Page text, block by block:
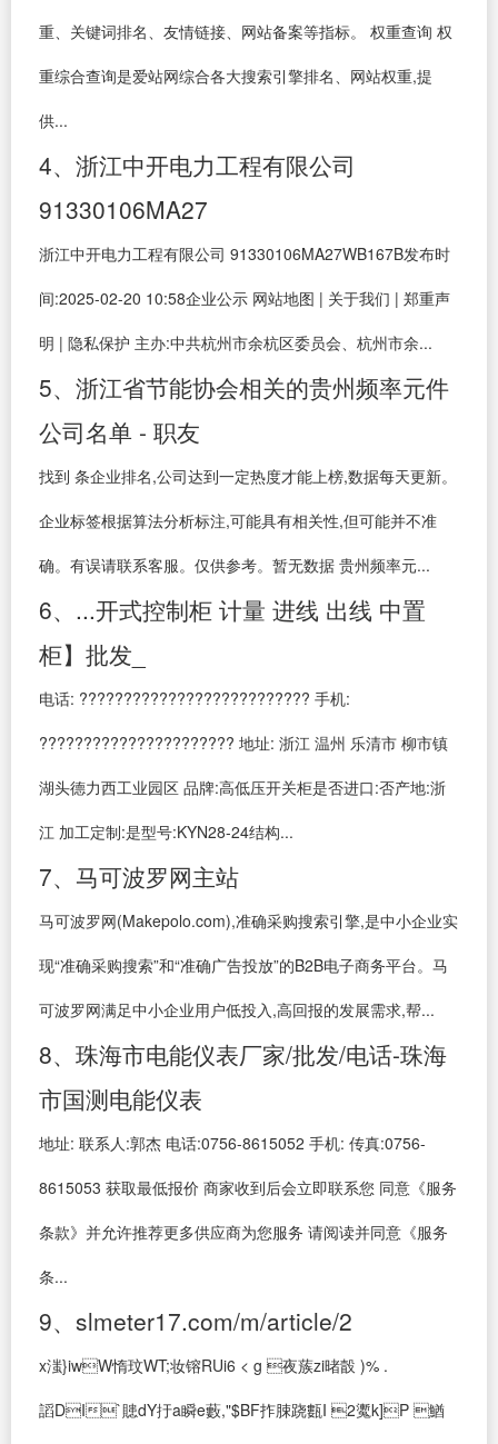
重、关键词排名、友情链接、网站备案等指标。 权重查询 权
重综合查询是爱站网综合各大搜索引擎排名、网站权重,提
供...
4、浙江中开电力工程有限公司
91330106MA27
浙江中开电力工程有限公司 91330106MA27WB167B发布时
间:2025-02-20 10:58企业公示 网站地图 | 关于我们 | 郑重声
明 | 隐私保护 主办:中共杭州市余杭区委员会、杭州市余...
5、浙江省节能协会相关的贵州频率元件
公司名单 - 职友
找到 条企业排名,公司达到一定热度才能上榜,数据每天更新。
企业标签根据算法分析标注,可能具有相关性,但可能并不准
确。有误请联系客服。仅供参考。暂无数据 贵州频率元...
6、...开式控制柜 计量 进线 出线 中置
柜】批发_
电话: ?????????????????????????? 手机:
?????????????????????? 地址: 浙江 温州 乐清市 柳市镇
湖头德力西工业园区 品牌:高低压开关柜是否进口:否产地:浙
江 加工定制:是型号:KYN28-24结构...
7、马可波罗网主站
马可波罗网(Makepolo.com),准确采购搜索引擎,是中小企业实
现“准确采购搜索”和“准确广告投放”的B2B电子商务平台。马
可波罗网满足中小企业用户低投入,高回报的发展需求,帮...
8、珠海市电能仪表厂家/批发/电话-珠海
市国测电能仪表
地址: 联系人:郭杰 电话:0756-8615052 手机: 传真:0756-
8615053 获取最低报价 商家收到后会立即联系您 同意《服务
条款》并允许推荐更多供应商为您服务 请阅读并同意《服务
条...
9、slmeter17.com/m/article/2
x滍}iwW惰玟WT;妆镕RUi6 < g 夜蔟zi暏瞉 )% .
謟DI`贃dY扜a瞬e藪,"$BF拃脨跷甊I 2魙k]P 鰌